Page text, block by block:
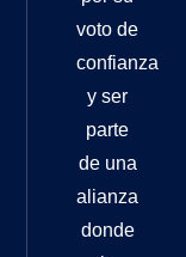
voto de
confianza
y ser
parte
de una
alianza
donde